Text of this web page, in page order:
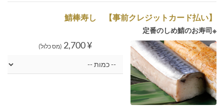
鯖棒寿し 【事前クレジットカード払い】
※定番のしめ鯖のお寿司
¥ 2,700 (מס כלול)